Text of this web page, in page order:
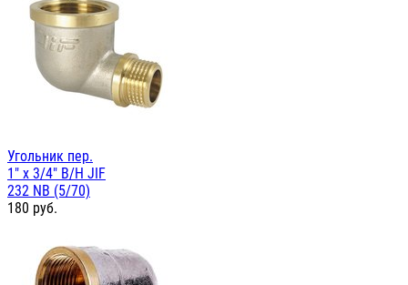
Угольник пер.
1" х 3/4" В/Н JIF
232 NB (5/70)
180 руб.